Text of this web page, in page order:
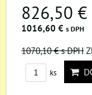
826,50 €
1016,60 € s DPH
1070,10 €s DPH
ks